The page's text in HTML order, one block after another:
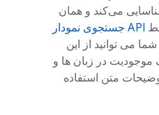
می‌کند و همان
API جستجوی نمودار
می توانید از این
در زبان ها و
متن استفاده